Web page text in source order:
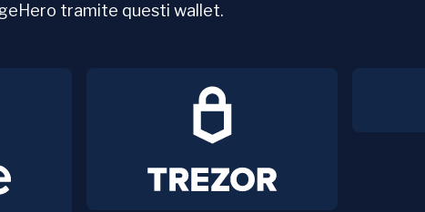
tramite questi wallet.